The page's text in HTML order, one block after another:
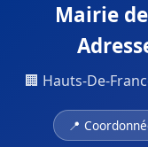
Mairie
🏢 Hauts-De-
📍